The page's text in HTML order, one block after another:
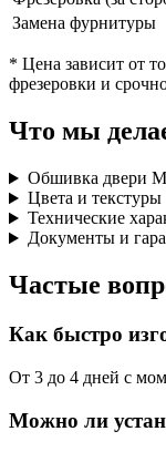
Замена фурнитуры
* Цена зависит от
фрезеровки и
Что мы
Обшивка двери
Цвета и текстуры
Технические
Документы и
Частые
Как быстро
От 3 до 4 дней с
Можно ли